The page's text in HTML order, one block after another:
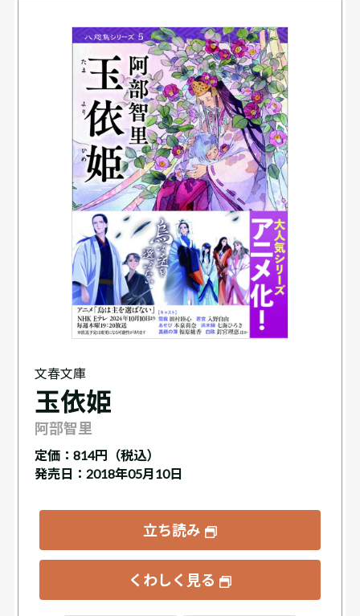
文春文庫
玉依姫
阿部智里
定価： 814円（税込）
発売日：2018年05月10日
立ち読み
くわしく見る